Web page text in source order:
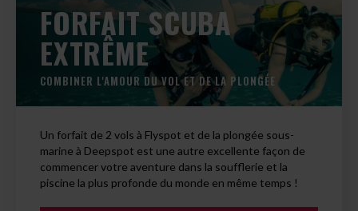
FORFAIT SCUBA
EXTRÊME
COMBINER L'AMOUR DU VOL ET DE LA PLONGÉE
Un forfait de 2 vols à Flyspot et de la plongée sous-
marine à Deepspot est une autre excellente façon de
commencer votre aventure dans la soufflerie et la
piscine la plus profonde du monde en même temps !